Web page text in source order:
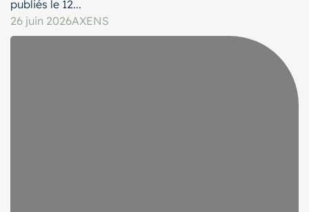
publiés le 12...
26 juin 2026AXENS